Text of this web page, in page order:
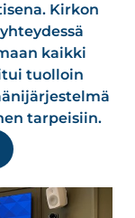
Kirkon
kaikki
tuolloin
tarpeisiin.